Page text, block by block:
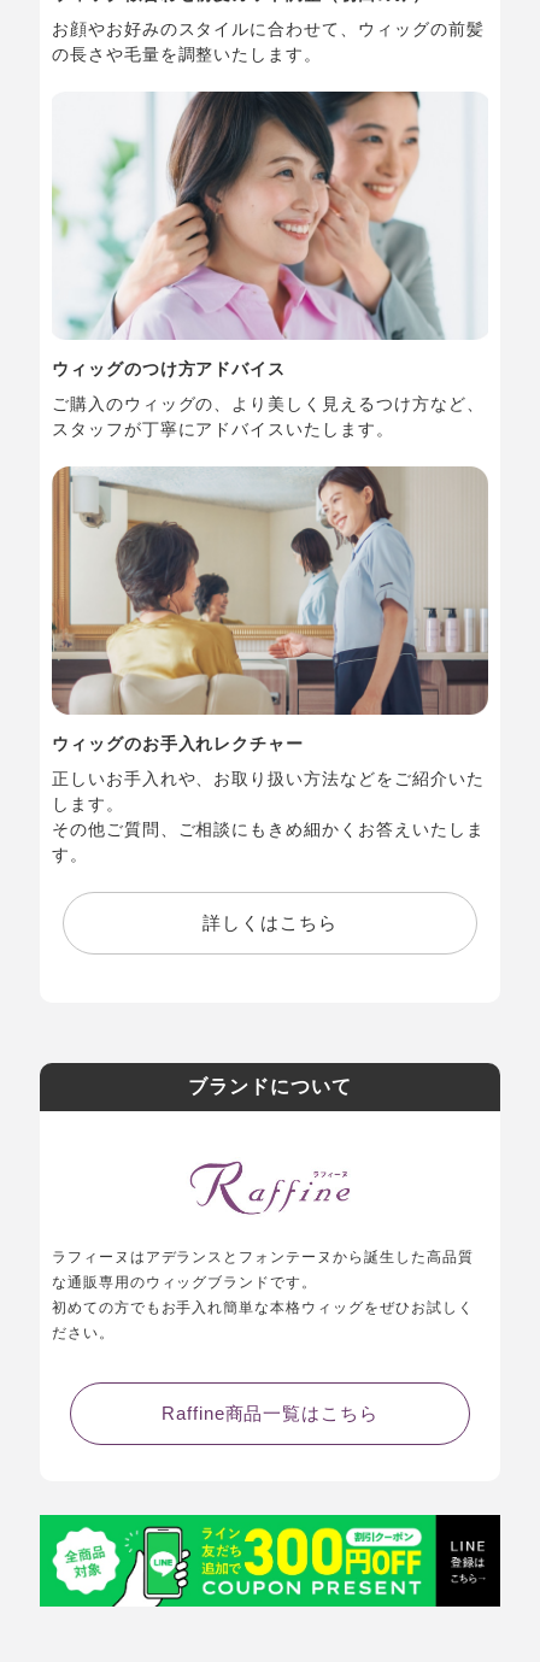
お顔やお好みのスタイルに合わせて、ウィッグの前髪
の長さや毛量を調整いたします。
ウィッグのつけ方アドバイス
ご購入のウィッグの、より美しく見えるつけ方など、
スタッフが丁寧にアドバイスいたします。
ウィッグのお手入れレクチャー
正しいお手入れや、お取り扱い方法などをご紹介いた
します。
その他ご質問、ご相談にもきめ細かくお答えいたしま
す。
詳しくはこちら
ブランドについて
ラフィーヌはアデランスとフォンテーヌから誕生した高品質
な通販専用のウィッグブランドです。
初めての方でもお手入れ簡単な本格ウィッグをぜひお試しく
ださい。
Raffine商品一覧はこちら